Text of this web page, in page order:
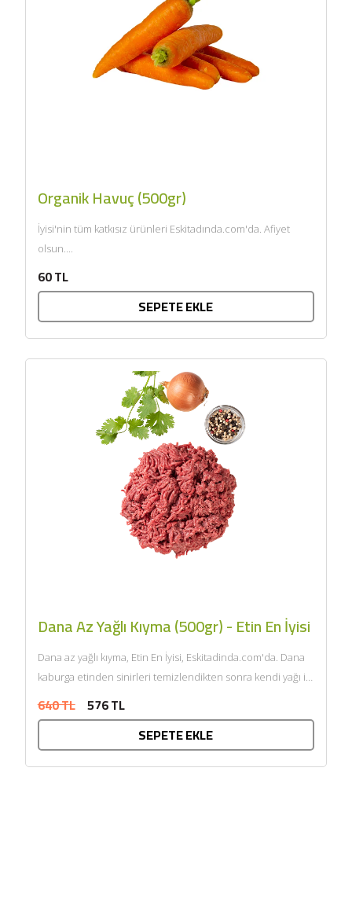
Organik Havuç (500gr)
İyisi'nin tüm katkısız ürünleri Eskitadında.com'da. Afiyet
olsun....
60 TL
SEPETE EKLE
Dana Az Yağlı Kıyma (500gr) - Etin En İyisi
Dana az yağlı kıyma, Etin En İyisi, Eskitadinda.com'da. Dana
kaburga etinden sinirleri temizlendikten sonra kendi yağı ile
640 TL 576 TL
SEPETE EKLE